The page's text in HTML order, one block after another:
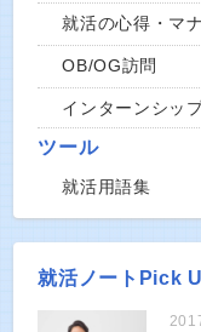
就活の心得・マ
OB/OG訪問
インターンシッ
ツール
就活用語集
就活ノートPick